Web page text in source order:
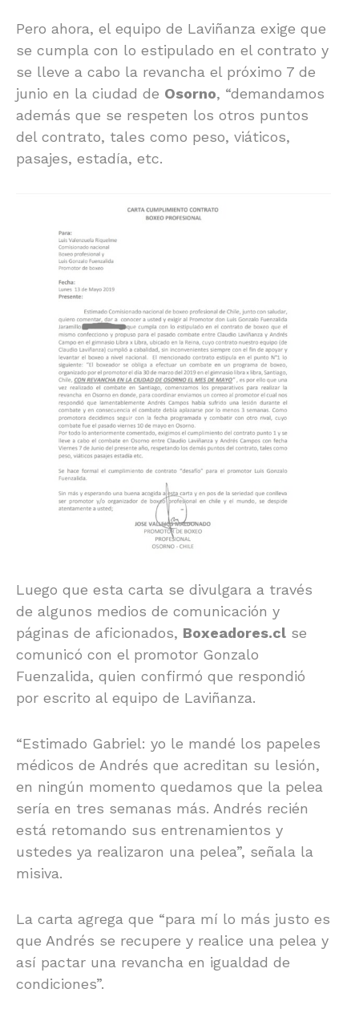
Pero ahora, el equipo de Laviñanza exige que
se cumpla con lo estipulado en el contrato y
se lleve a cabo la revancha el próximo 7 de
junio en la ciudad de Osorno, “demandamos
además que se respeten los otros puntos
del contrato, tales como peso, viáticos,
pasajes, estadía, etc.
Luego que esta carta se divulgara a través
de algunos medios de comunicación y
páginas de aficionados, Boxeadores.cl se
comunicó con el promotor Gonzalo
Fuenzalida, quien confirmó que respondió
por escrito al equipo de Laviñanza.
“Estimado Gabriel: yo le mandé los papeles
médicos de Andrés que acreditan su lesión,
en ningún momento quedamos que la pelea
sería en tres semanas más. Andrés recién
está retomando sus entrenamientos y
ustedes ya realizaron una pelea”, señala la
misiva.
La carta agrega que “para mí lo más justo es
que Andrés se recupere y realice una pelea y
así pactar una revancha en igualdad de
condiciones”.